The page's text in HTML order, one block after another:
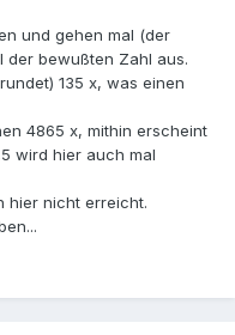
und gehen mal (der
der bewußten Zahl aus.
135 x, was einen
4865 x, mithin erscheint
wird hier auch mal
hier nicht erreicht.